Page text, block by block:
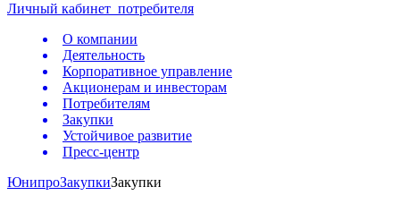
Личный кабинет потребителя
О компании
Деятельность
Корпоративное управление
Акционерам и инвесторам
Потребителям
Закупки
Устойчивое развитие
Пресс-центр
ЮнипроЗакупкиЗакупки